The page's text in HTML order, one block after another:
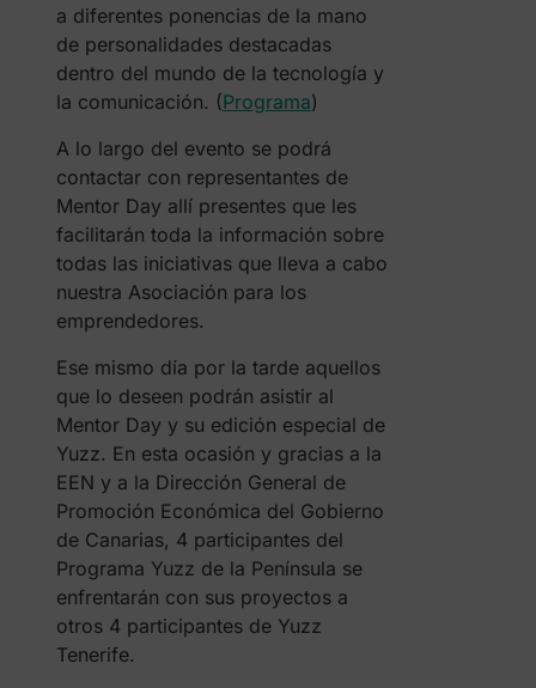
a diferentes ponencias de la mano
de personalidades destacadas
dentro del mundo de la tecnología y
la comunicación. (Programa)
A lo largo del evento se podrá
contactar con representantes de
Mentor Day allí presentes que les
facilitarán toda la información sobre
todas las iniciativas que lleva a cabo
nuestra Asociación para los
emprendedores.
Ese mismo día por la tarde aquellos
que lo deseen podrán asistir al
Mentor Day y su edición especial de
Yuzz. En esta ocasión y gracias a la
EEN y a la Dirección General de
Promoción Económica del Gobierno
de Canarias, 4 participantes del
Programa Yuzz de la Península se
enfrentarán con sus proyectos a
otros 4 participantes de Yuzz
Tenerife.